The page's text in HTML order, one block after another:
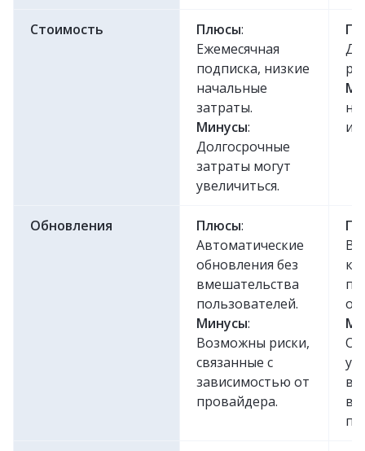
Стоимость Плюсы:
Ежемесячная
подписка, низкие
начальные
затраты.
Минусы:
Долгосрочные
затраты могут
увеличиться.
Обновления Плюсы:
Автоматические
обновления без
вмешательства
пользователей.
Минусы:
Возможны риски,
связанные с
зависимостью от
провайдера.